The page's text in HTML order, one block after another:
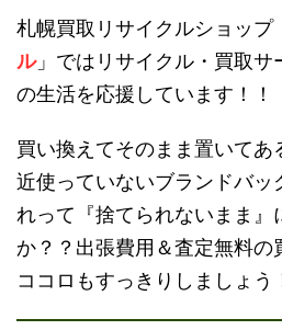
砂川不用品回収
札幌買取リサイクルショップ
ル」ではリサイクル・買取サ
の生活を応援しています！！
買い換えてそのまま置いてあ
近使っていないブランドバッ
れって『捨てられないまま』
か？？出張費用＆査定無料の
ココロもすっきりしましょう